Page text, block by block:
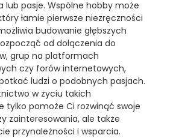
lub pasje. Wspólne hobby może
łamie pierwsze niezręczności
budowanie głębszych
od dołączenia do
grup na platformach
czy forów internetowych,
ludzi o podobnych pasjach.
w życiu takich
tylko pomoże Ci rozwinąć swoje
zainteresowania, ale także
przynależności i wsparcia.